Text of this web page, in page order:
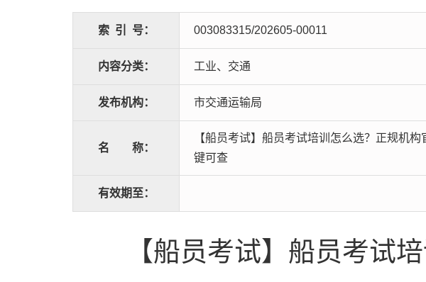
索 引 号： 003083315/202605-00011
内容分类： 工业、交通
发布机构： 市交通运输局
名 称：
【船员考试】船员考试培训怎么选？正规机构
键可查
有效期至：
【船员考试】船员考试